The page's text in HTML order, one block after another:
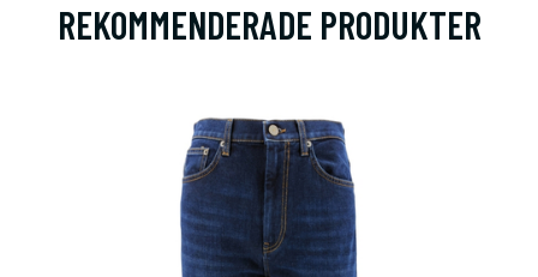
REKOMMENDERADE PRODUKTER